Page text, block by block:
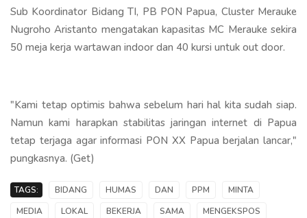
Sub Koordinator Bidang TI, PB PON Papua, Cluster Merauke
Nugroho Aristanto mengatakan kapasitas MC Merauke sekira
50 meja kerja wartawan indoor dan 40 kursi untuk out door.
"Kami tetap optimis bahwa sebelum hari hal kita sudah siap.
Namun kami harapkan stabilitas jaringan internet di Papua
tetap terjaga agar informasi PON XX Papua berjalan lancar,"
pungkasnya. (Get)
TAGS: BIDANG HUMAS DAN PPM
MINTA
MEDIA
LOKAL BEKERJA SAMA
MENGEKSPOS